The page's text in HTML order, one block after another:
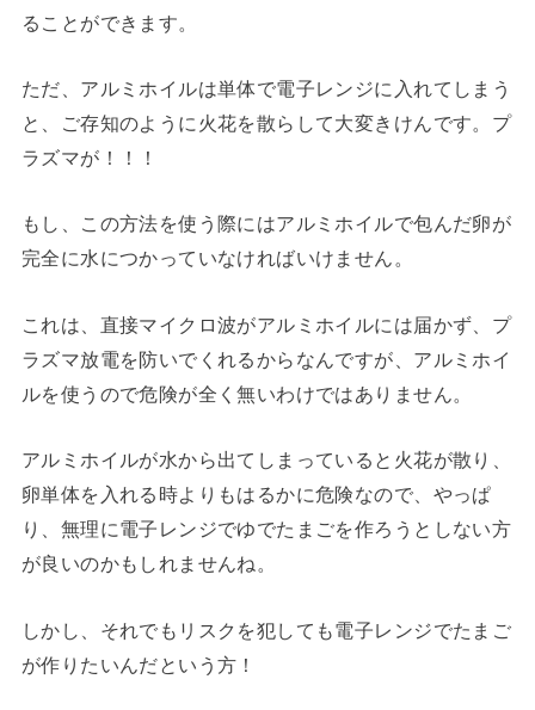
ることができます。
ただ、アルミホイルは単体で電子レンジに入れてしまう
と、ご存知のように火花を散らして大変きけんです。プ
ラズマが！！！
もし、この方法を使う際にはアルミホイルで包んだ卵が
完全に水につかっていなければいけません。
これは、直接マイクロ波がアルミホイルには届かず、プ
ラズマ放電を防いでくれるからなんですが、アルミホイ
ルを使うので危険が全く無いわけではありません。
アルミホイルが水から出てしまっていると火花が散り、
卵単体を入れる時よりもはるかに危険なので、やっぱ
り、無理に電子レンジでゆでたまごを作ろうとしない方
が良いのかもしれませんね。
しかし、それでもリスクを犯しても電子レンジでたまご
が作りたいんだという方！